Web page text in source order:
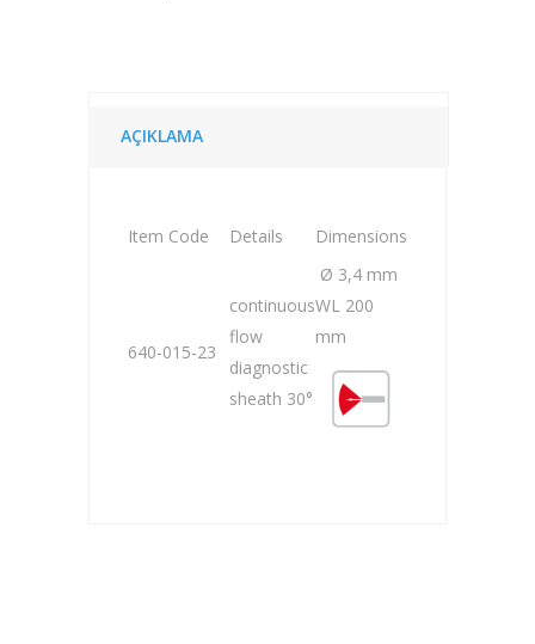
AÇIKLAMA
Item Code Details Dimensions
640-015-23
continuous
flow
diagnostic
sheath 30°
Ø 3,4 mm
WL 200
mm